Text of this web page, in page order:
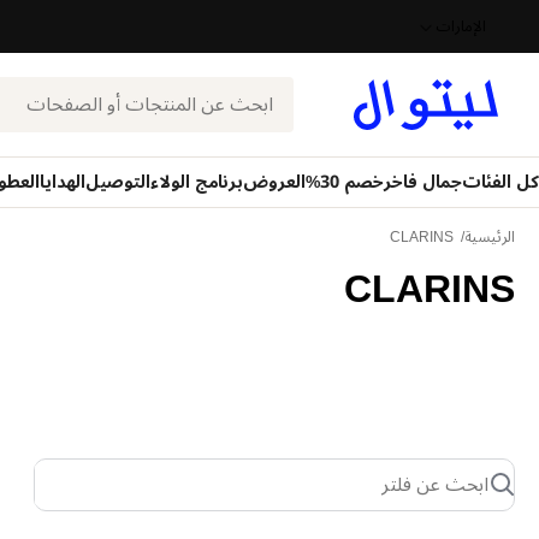
بحث
كل الفئاتجمال فاخرخصم 30% العروضبرنامج الولاءالتوصيلالهدايا
الرئيسية CLARINS
CLARINS
ابحث عن فلتر